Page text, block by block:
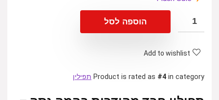
הוספה לסל
Add to wishlist
Product is rated as #4 in category תפילין